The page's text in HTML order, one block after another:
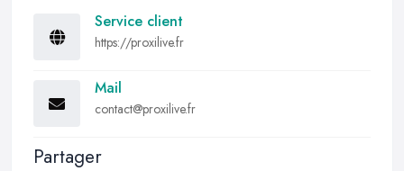
Service client
https://proxilive.fr
Mail
contact@proxilive.fr
Partager